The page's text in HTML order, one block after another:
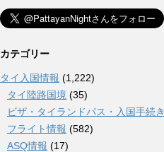
カテゴリー
タイ入国情報 (1,222)
タイ陸路国境 (35)
ビザ・タイランドパス・入国手続き
フライト情報 (582)
ASQ情報 (17)